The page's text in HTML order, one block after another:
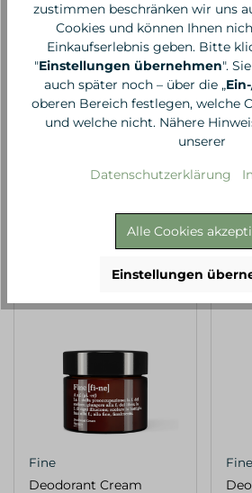
Fine
Deodorant Cream
Cedar Bergamot, 40 g
875,00 €* / 1 Kilogramm
Fine
Fine
Deodorant Cream
Fine
zustimmen beschränken wir uns
Cookies und können Ihnen
Einkaufserlebnis geben. Bitte
"Einstellungen übernehmen".
auch später noch – über die „
oberen Bereich festlegen, welche
und welche nicht. Nähere
unserer
Datenschutzerklärung
Alle Cookies
Einstellungen